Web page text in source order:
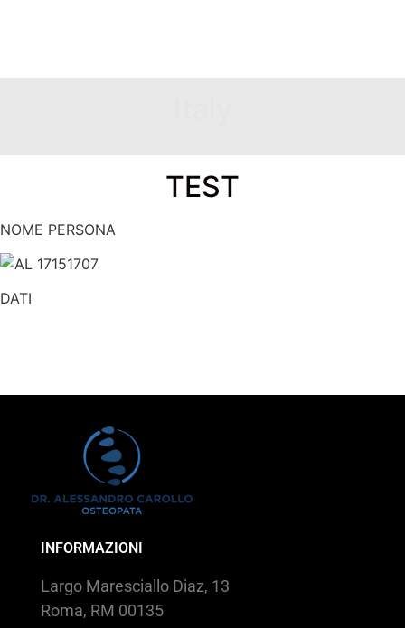
TEST
NOME PERSONA
DATI
INFORMAZIONI
Largo Maresciallo Diaz, 13
Roma, RM 00135